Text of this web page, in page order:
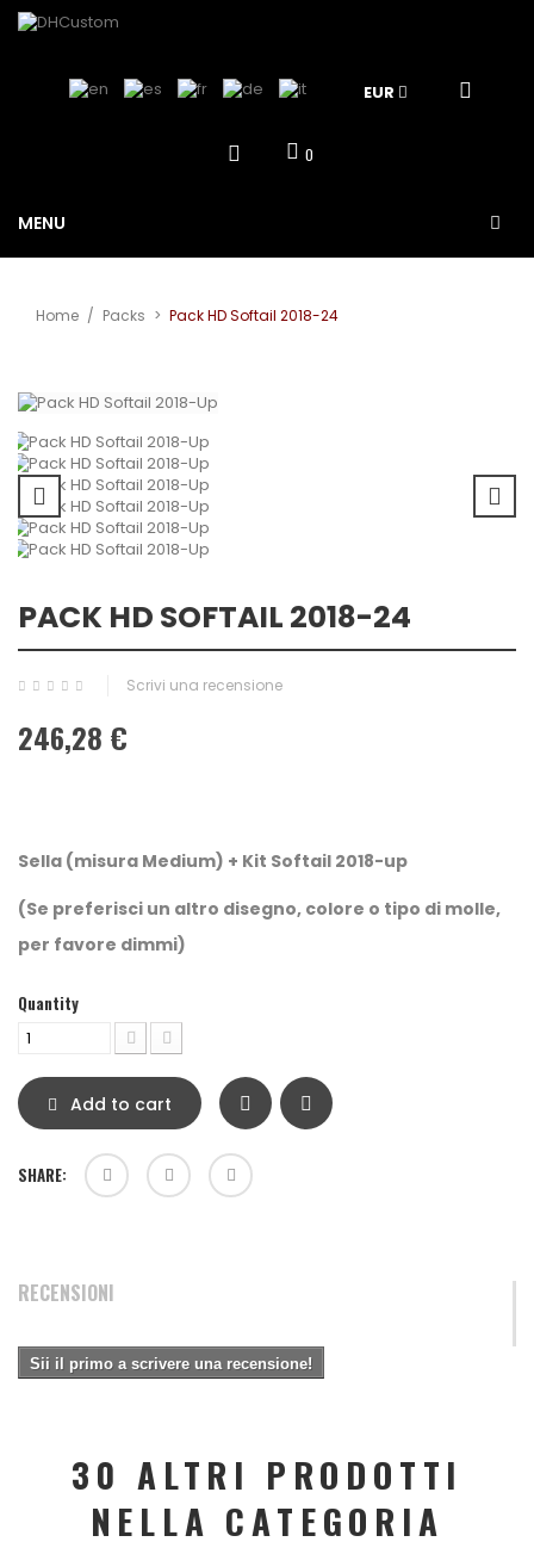
EUR
0
MENU
Home / Packs > Pack HD Softail 2018-24
PACK HD SOFTAIL 2018-24
Scrivi una recensione
246,28 €
Sella (misura Medium) + Kit Softail 2018-up
(Se preferisci un altro disegno, colore o tipo di molle,
per favore dimmi)
Quantity
Add to cart
SHARE:
RECENSIONI
Sii il primo a scrivere una recensione!
30 ALTRI PRODOTTI
NELLA CATEGORIA